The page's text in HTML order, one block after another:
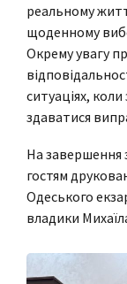
реальному
щоденному
Окрему увагу
ситуаціях,
здаватися
На завершення
гостям
Одеського
владики